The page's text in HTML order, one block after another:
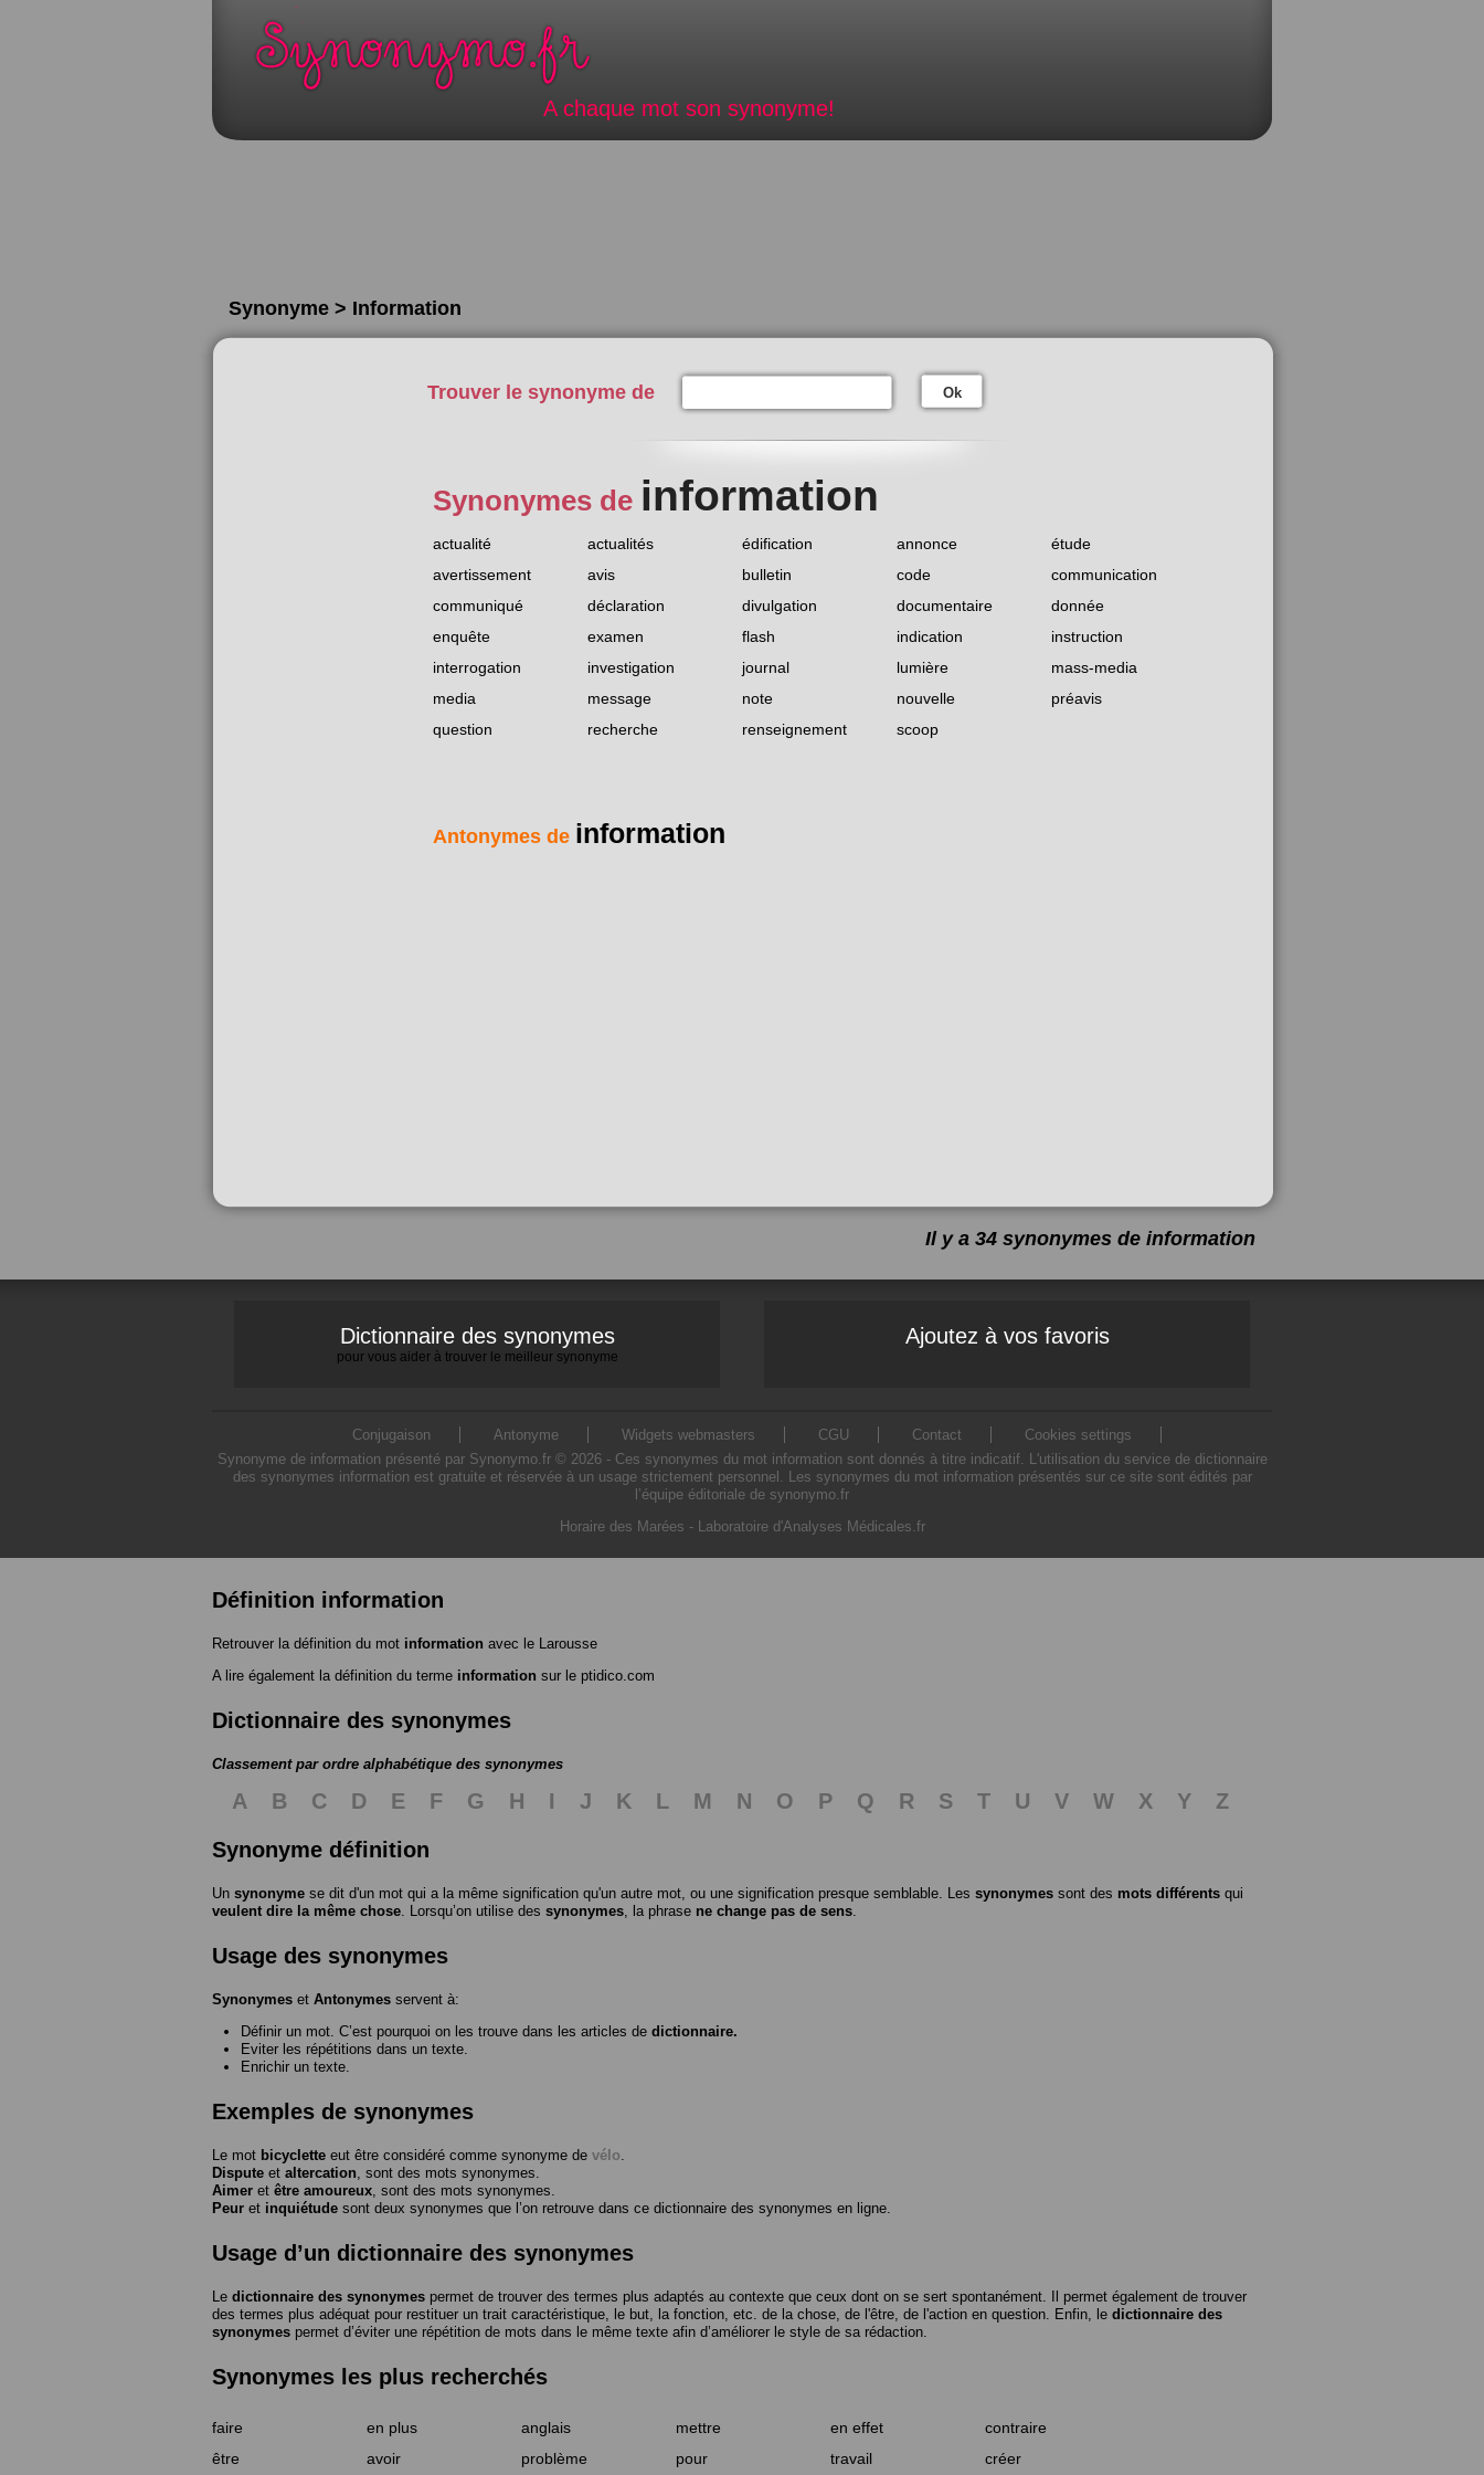
A chaque mot son synonyme!
Synonyme > Information
Trouver le synonyme de Ok
Synonymes de information
actualité actualités édification annonce
étude
avertissement
avis bulletin code
communication
communiqué
déclaration divulgation documentaire
donnée
enquête
examen flash indication
instruction
interrogation
investigation journal lumière
mass-media
media
message note nouvelle
préavis
question
recherche renseignement scoop
Antonymes de information
Il y a 34 synonymes de information
Dictionnaire des synonymes
pour vous aider à trouver le meilleur synonyme
Ajoutez à vos favoris
Conjugaison Antonyme Widgets webmasters CGU Contact
Cookies settings
Synonyme de information présenté par Synonymo.fr © 2026 - Ces synonymes du mot information sont donnés à titre indicatif. L'utilisation du service de dictionnaire
des synonymes information est gratuite et réservée à un usage strictement personnel. Les synonymes du mot information présentés sur ce site sont édités par
l’équipe éditoriale de synonymo.fr
Horaire des Marées - Laboratoire d'Analyses Médicales.fr
Définition information
Retrouver la définition du mot information avec le Larousse
A lire également la définition du terme information sur le ptidico.com
Dictionnaire des synonymes
Classement par ordre alphabétique des synonymes
A B C D E F G H I J K L M N O P Q R S T U V W X Y
Z
Synonyme définition
Un synonyme se dit d'un mot qui a la même signification qu'un autre mot, ou une signification presque semblable. Les synonymes sont des mots différents qui
veulent dire la même chose. Lorsqu’on utilise des synonymes, la phrase ne change pas de sens.
Usage des synonymes
Synonymes et Antonymes servent à:
Définir un mot. C’est pourquoi on les trouve dans les articles de dictionnaire.
Eviter les répétitions dans un texte.
Enrichir un texte.
Exemples de synonymes
Le mot bicyclette eut être considéré comme synonyme de vélo.
Dispute et altercation, sont des mots synonymes.
Aimer et être amoureux, sont des mots synonymes.
Peur et inquiétude sont deux synonymes que l’on retrouve dans ce dictionnaire des synonymes en ligne.
Usage d’un dictionnaire des synonymes
Le dictionnaire des synonymes permet de trouver des termes plus adaptés au contexte que ceux dont on se sert spontanément. Il permet également de trouver
des termes plus adéquat pour restituer un trait caractéristique, le but, la fonction, etc. de la chose, de l'être, de l'action en question. Enfin, le dictionnaire des
synonymes permet d’éviter une répétition de mots dans le même texte afin d’améliorer le style de sa rédaction.
Synonymes les plus recherchés
faire en plus anglais mettre en effet
contraire
être
avoir problème pour travail créer